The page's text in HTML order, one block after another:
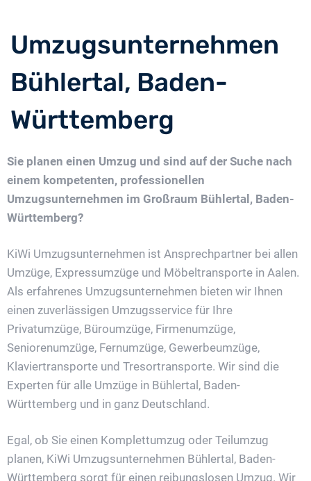
Umzugsunternehmen
Bühlertal, Baden-
Württemberg
Sie planen einen Umzug und sind auf der Suche nach
einem kompetenten, professionellen
Umzugsunternehmen im Großraum Bühlertal, Baden-
Württemberg?
KiWi Umzugsunternehmen ist Ansprechpartner bei allen
Umzüge, Expressumzüge und Möbeltransporte in Aalen.
Als erfahrenes Umzugsunternehmen bieten wir Ihnen
einen zuverlässigen Umzugsservice für Ihre
Privatumzüge, Büroumzüge, Firmenumzüge,
Seniorenumzüge, Fernumzüge, Gewerbeumzüge,
Klaviertransporte und Tresortransporte. Wir sind die
Experten für alle Umzüge in Bühlertal, Baden-
Württemberg und in ganz Deutschland.
Egal, ob Sie einen Komplettumzug oder Teilumzug
planen, KiWi Umzugsunternehmen Bühlertal, Baden-
Württemberg sorgt für einen reibungslosen Umzug. Wir